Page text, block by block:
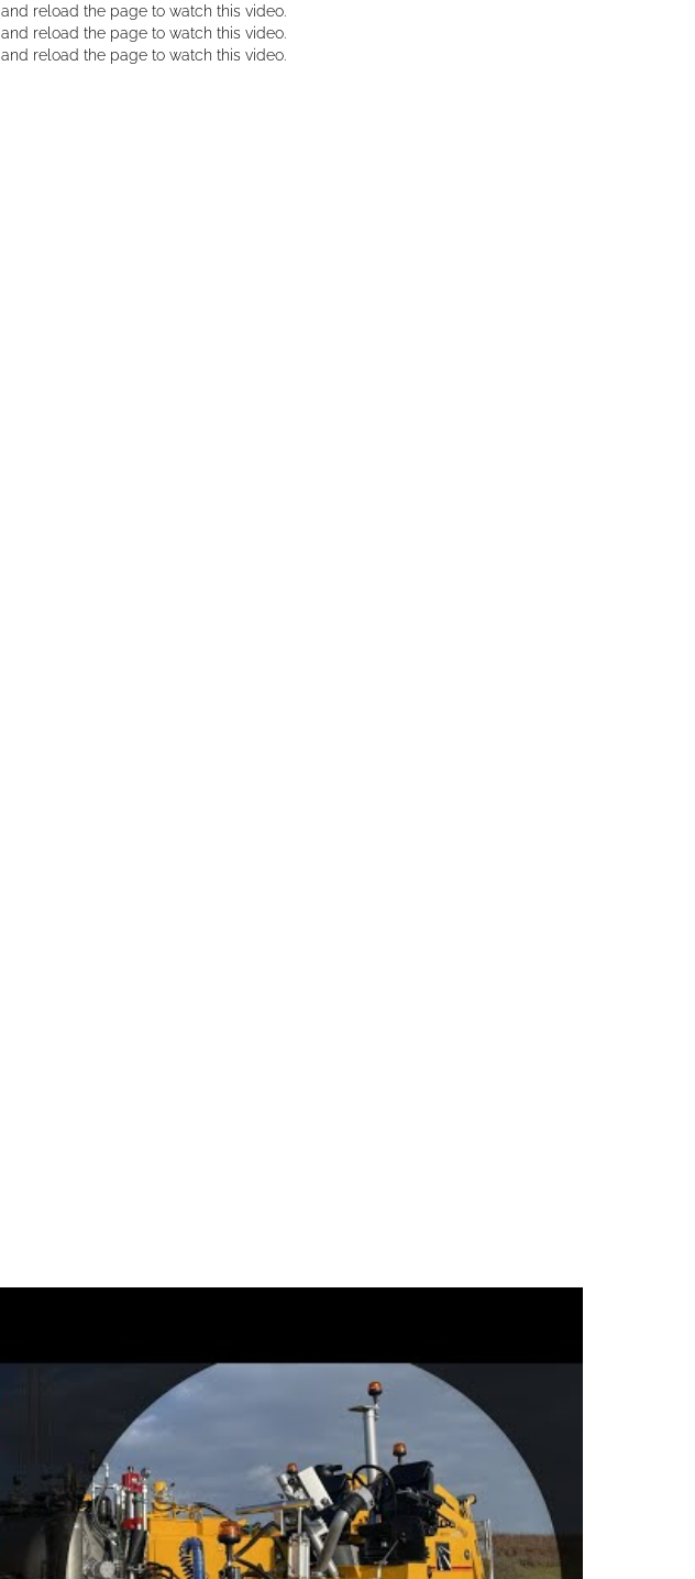
and reload the page to watch this video.
and reload the page to watch this video.
and reload the page to watch this video.